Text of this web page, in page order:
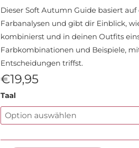
Dieser Soft Autumn Guide basiert
Farbanalysen und gibt dir Einblick,
kombinierst und in deinen Outfits
Farbkombinationen und Beispiele,
Entscheidungen triffst.
€19,95
Taal
E
Book:
Soft